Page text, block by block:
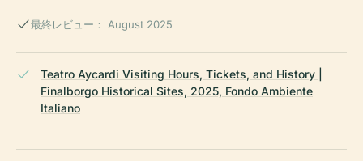
最終レビュー： August 2025
Teatro Aycardi Visiting Hours, Tickets, and History |
Finalborgo Historical Sites, 2025, Fondo Ambiente
Italiano